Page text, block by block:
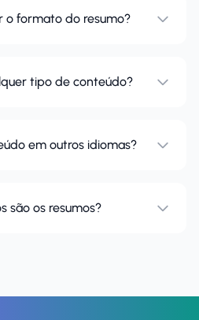
o formato do resumo?
tipo de conteúdo?
em outros idiomas?
são os resumos?